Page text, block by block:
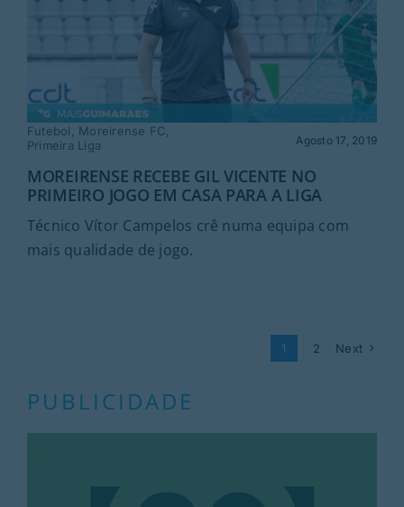
Futebol Moreirense FC
Primeira Liga
Agosto 17, 2019
MOREIRENSE RECEBE GIL VICENTE NO
PRIMEIRO JOGO EM CASA PARA A LIGA
Técnico Vítor Campelos crê numa equipa com
mais qualidade de jogo.
1 2 Next
PUBLICIDADE